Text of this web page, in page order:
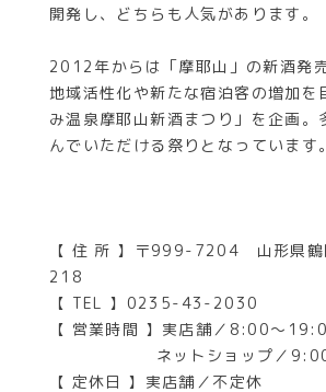
開発し、どちらも人気があります。
2012年からは「摩耶山」の新酒発
地域活性化や新たな宿泊客の増加を
み温泉摩耶山新酒まつり」を企画。
んでいただける祭りとなっています。
【 住 所 】〒999-7204 山形県鶴
218
【 TEL 】0235-43-2030
【 営業時間 】実店舗／8:00～
ネットショップ／9:00
【 定休日 】実店舗／不定休